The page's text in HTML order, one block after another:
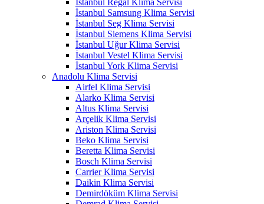
İstanbul Samsung Klima Servisi
İstanbul Seg Klima Servisi
İstanbul Siemens Klima Servisi
İstanbul Uğur Klima Servisi
İstanbul Vestel Klima Servisi
İstanbul York Klima Servisi
Anadolu Klima Servisi
Airfel Klima Servisi
Alarko Klima Servisi
Altus Klima Servisi
Arçelik Klima Servisi
Ariston Klima Servisi
Beko Klima Servisi
Beretta Klima Servisi
Bosch Klima Servisi
Carrier Klima Servisi
Daikin Klima Servisi
Demirdöküm Klima Servisi